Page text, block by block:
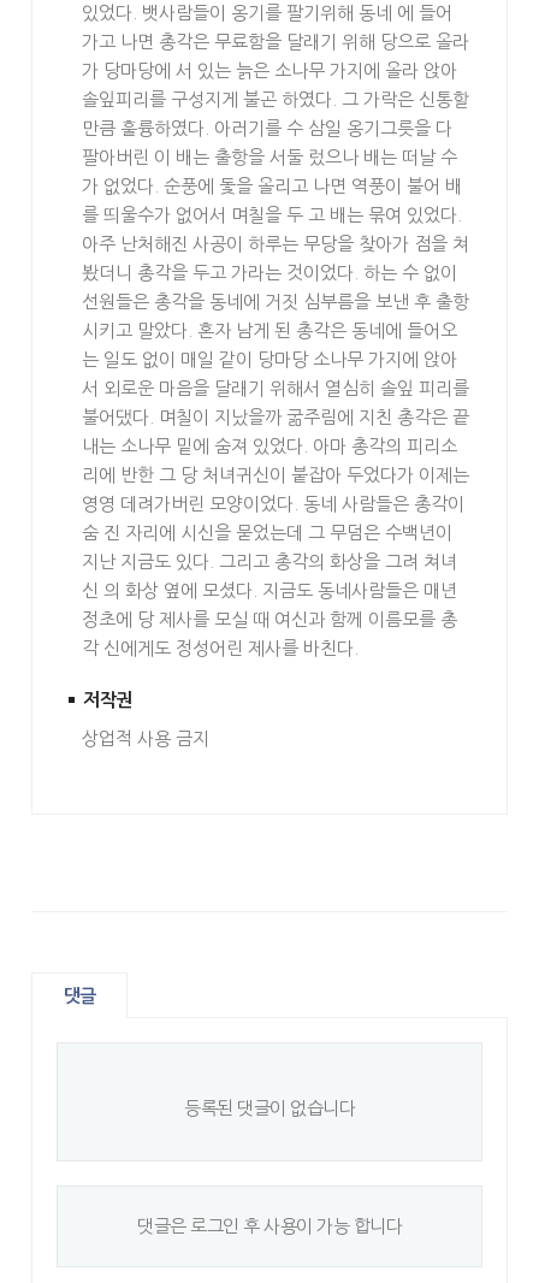
있었다. 뱃사람들이 옹기를 팔기위해 동네 에 들어
가고 나면 총각은 무료함을 달래기 위해 당으로 올라
가 당마당에 서 있는 늙은 소나무 가지에 올라 앉아
솔잎피리를 구성지게 불곤 하였다. 그 가락은 신통할
만큼 훌륭하였다. 아러기를 수 삼일 옹기그릇을 다
팔아버린 이 배는 출항을 서둘 렀으나 배는 떠날 수
가 없었다. 순풍에 돛을 올리고 나면 역풍이 불어 배
를 띄울수가 없어서 며칠을 두 고 배는 묶여 있었다.
아주 난처해진 사공이 하루는 무당을 찾아가 점을 쳐
봤더니 총각을 두고 가라는 것이었다. 하는 수 없이
선원들은 총각을 동네에 거짓 심부름을 보낸 후 출항
시키고 말았다. 혼자 남게 된 총각은 동네에 들어오
는 일도 없이 매일 같이 당마당 소나무 가지에 앉아
서 외로운 마음을 달래기 위해서 열심히 솔잎 피리를
불어댔다. 며칠이 지났을까 굶주림에 지친 총각은 끝
내는 소나무 밑에 숨져 있었다. 아마 총각의 피리소
리에 반한 그 당 처녀귀신이 붙잡아 두었다가 이제는
영영 데려가버린 모양이었다. 동네 사람들은 총각이
숨 진 자리에 시신을 묻었는데 그 무덤은 수백년이
지난 지금도 있다. 그리고 총각의 화상을 그려 쳐녀
신 의 화상 옆에 모셨다. 지금도 동네사람들은 매년
정초에 당 제사를 모실 때 여신과 함께 이름모를 총
각 신에게도 정성어린 제사를 바친다.
저작권
상업적 사용 금지
댓글
등록된 댓글이 없습니다
댓글은 로그인 후 사용이 가능 합니다